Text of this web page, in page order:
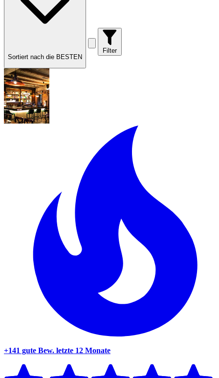
Sortiert nach die BESTEN
Filter
+141 gute Bew. letzte 12 Monate